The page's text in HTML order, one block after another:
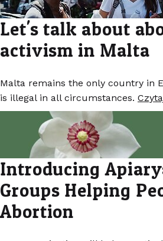
Let's talk about
activism in Malta
Malta remains the only country in
is illegal in all circumstances.
Introducing
Groups Helping
Abortion